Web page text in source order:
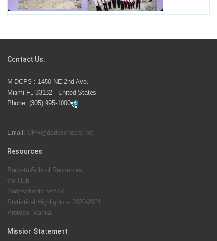
School Year
launch the Zero Drownings Miami-Dade
swimming instruction to preschool and kindergarten
students at local county pools.
School Board. Maurits Acosta was the 40th School
Contact Us:
M-DCPS : 1450 NE 2nd Ave.
Miami FL 33132 - United States
Phone: (305) 995-1000
Email: OPR@dadeschools.net
Resources
Back-to-School Resources
the Hub
Dadeschools.net/TV
Statistical Highlights – 2020-2021
Protocol Manual
Mission Statement